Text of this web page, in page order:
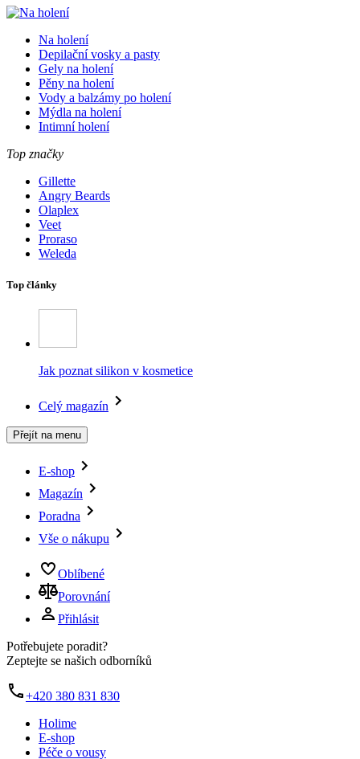
Na holení
Depilační vosky a pasty
Gely na holení
Pěny na holení
Vody a balzámy po holení
Mýdla na holení
Intimní holení
Top značky
Gillette
Angry Beards
Olaplex
Veet
Proraso
Weleda
Top články
Jak poznat silikon v kosmetice
Celý magazín
Přejít na menu
E-shop
Magazín
Poradna
Vše o nákupu
Oblíbené
Porovnání
Přihlásit
Potřebujete poradit?
Zeptejte se našich odborníků
+420 380 831 830
Holime
E-shop
Péče o vousy